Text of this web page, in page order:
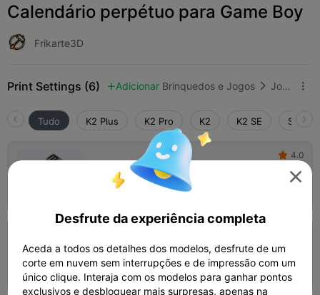
Calendário perpétuo para Game Boy
Frikarte3D
Print Settings (6)  Adicionar Brinquedos e Jogos  Jogos de Tabuleiro e de Cartas 
Tudo K2 Plus K2 Pro K2 K2 SE
Camada de 0,2mm, 3 paredes, 15% de
preenchimento
 09h 20m 1 plates
 4.0
Camada de 0,2mm, 3 paredes, 15% de
preenchimento
 09h 30m  1 plates  268.62g

Desfrute da experiência completa
Aceda a todos os detalhes dos modelos, desfrute de um
corte em nuvem sem interrupções e de impressão com um
único clique. Interaja com os modelos para ganhar pontos
exclusivos e desbloquear mais surpresas, apenas na